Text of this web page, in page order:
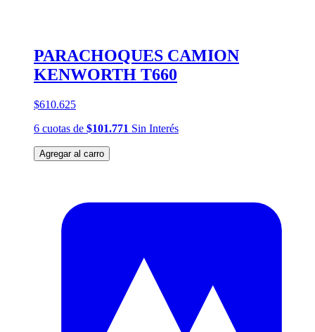
PARACHOQUES CAMION
KENWORTH T660
$610.625
6 cuotas de $101.771 Sin Interés
Agregar al carro